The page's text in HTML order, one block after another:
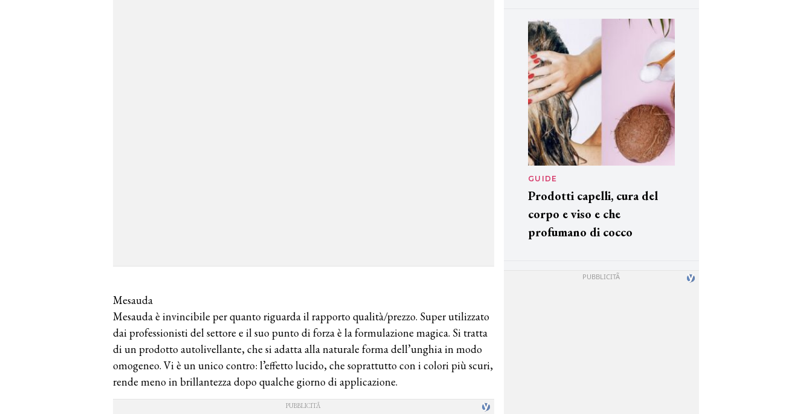
Mesauda
Mesauda è invincibile per quanto riguarda il rapporto qualità/prezzo. Super utilizzato
dai professionisti del settore e il suo punto di forza è la formulazione magica. Si tratta
di un prodotto autolivellante, che si adatta alla naturale forma dell’unghia in modo
omogeneo. Vi è un unico contro: l’effetto lucido, che soprattutto con i colori più scuri,
rende meno in brillantezza dopo qualche giorno di applicazione.
GUIDE
Prodotti capelli, cura del
corpo e viso e che
profumano di cocco